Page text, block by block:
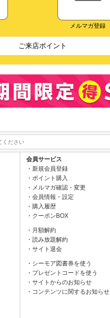
メルマガ登録
ご来店ポイント
会員サービス
新規会員登録
ポイント購入
メルマガ確認・変更
会員情報・設定
購入履歴
クーポンBOX
月額解約
読み放題解約
サイト退会
シーモア図書券を使う
プレゼントコードを使う
サイトからのお知らせ
コンテンツに関するお知らせ